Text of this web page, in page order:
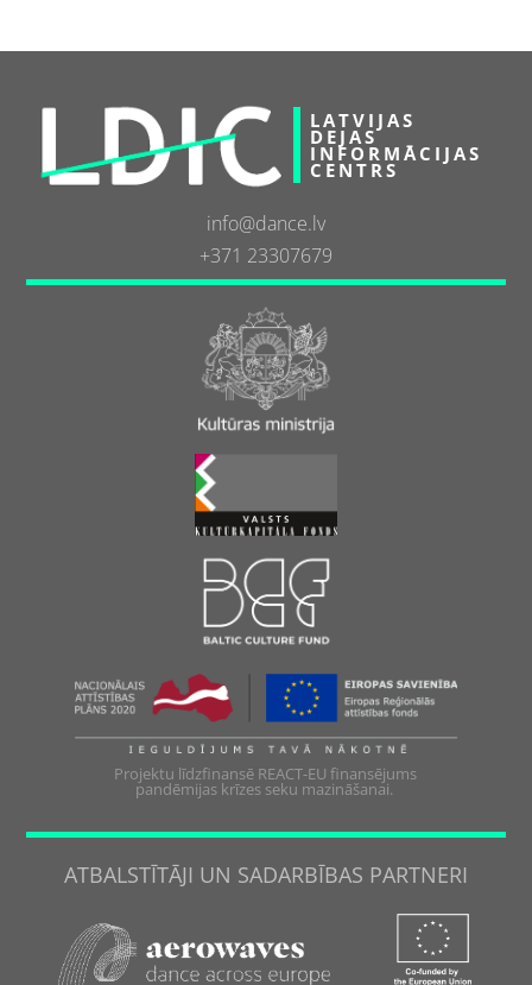
LATVIJAS
DEJAS
INFORMĀCIJAS
CENTRS
info@dance.lv
+371 23307679
Projektu līdzfinansē REACT-EU finansējums
pandēmijas krīzes seku mazināšanai.
ATBALSTĪTĀJI UN SADARBĪBAS PARTNERI